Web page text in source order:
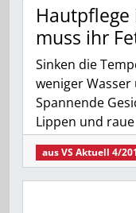
muss ihr
Sinken die
weniger
Spannende
Lippen und
ausVS Aktuell 4/